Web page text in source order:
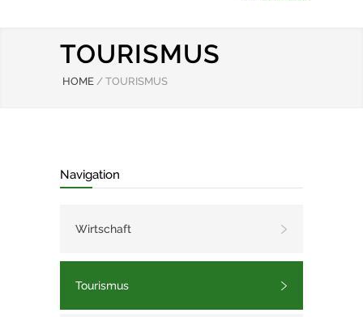
TOURISMUS
HOME / TOURISMUS
Navigation
Wirtschaft
Tourismus